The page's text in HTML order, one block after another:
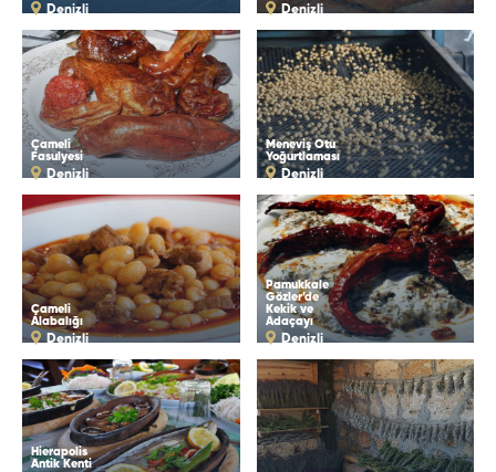
Denizli Denizli
Çameli
Fasulyesi
Denizli
Meneviş Otu
Yoğurtlaması
Denizli
Çameli
Alabalığı
Denizli
Pamukkale
Gözler’de
Kekik ve
Adaçayı
Denizli
Hierapolis
Antik Kenti